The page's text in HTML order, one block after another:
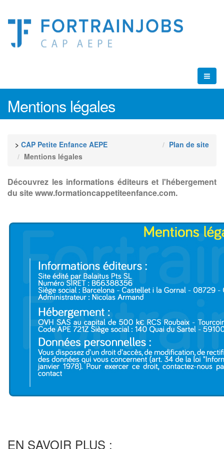
Mentions légales
> CAP Petite Enfance AEPE
Plan de site
Mentions légales
Découvrez les informations éditeurs et l'hébergement
du site www.formationcappetiteenfance.com.
EN SAVOIR PLUS :